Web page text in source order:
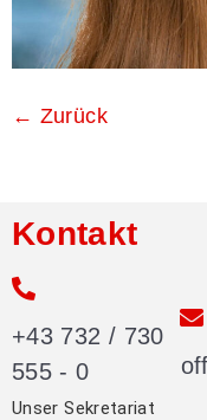
← Zurück
Kontakt
+43 732 / 730
555 - 0
Unser Sekretariat